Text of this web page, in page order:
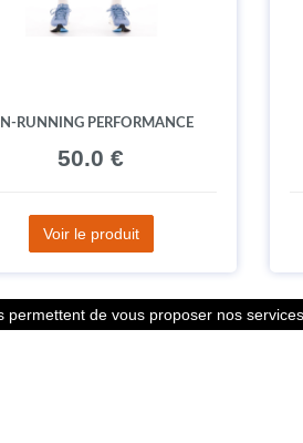
RUNNING PERFORMANCE
50.0 €
Voir le produit
permettent de vous proposer nos